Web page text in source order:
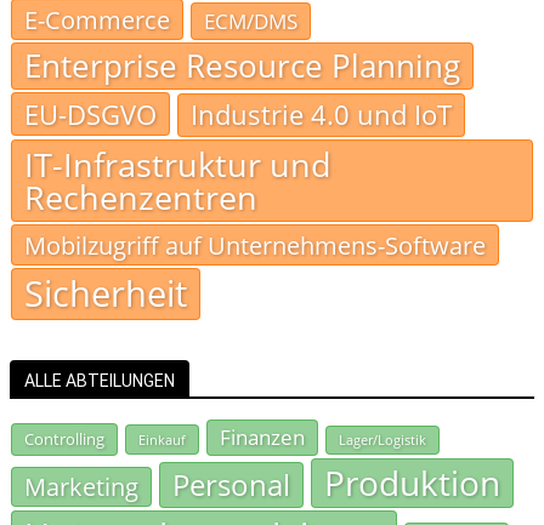
E-Commerce
ECM/DMS
Enterprise Resource Planning
EU-DSGVO Industrie 4.0 und IoT
IT-Infrastruktur und
Rechenzentren
Mobilzugriff auf Unternehmens-Software
Sicherheit
ALLE ABTEILUNGEN
Controlling Einkauf Finanzen Lager/Logistik
Marketing Personal Produktion